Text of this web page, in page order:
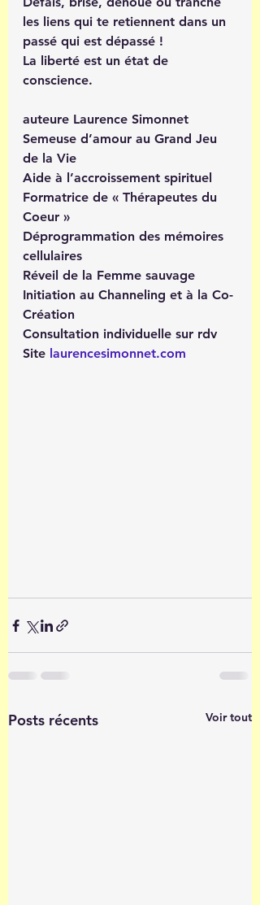
les liens qui te retiennent dans un
passé qui est dépassé !
La liberté est un état de
conscience.
auteure Laurence Simonnet
Semeuse d’amour au Grand Jeu
de la Vie
Aide à l’accroissement spirituel
Formatrice de « Thérapeutes du
Coeur »
Déprogrammation des mémoires
cellulaires
Réveil de la Femme sauvage
Initiation au Channeling et à la Co-
Création
Consultation individuelle sur rdv
Site laurencesimonnet.com
Posts récents Voir tout